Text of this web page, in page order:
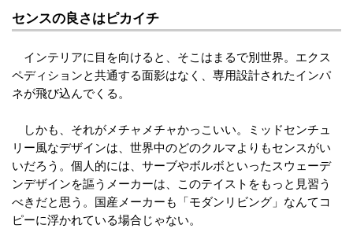
センスの良さはピカイチ
インテリアに目を向けると、そこはまるで別世界。エクス
ペディションと共通する面影はなく、専用設計されたインパ
ネが飛び込んでくる。
しかも、それがメチャメチャかっこいい。ミッドセンチュ
リー風なデザインは、世界中のどのクルマよりもセンスがい
いだろう。個人的には、サーブやボルボといったスウェーデ
ンデザインを謳うメーカーは、このテイストをもっと見習う
べきだと思う。国産メーカーも「モダンリビング」なんてコ
ピーに浮かれている場合じゃない。